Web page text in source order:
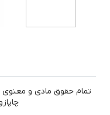
تمام حقوق مادی و